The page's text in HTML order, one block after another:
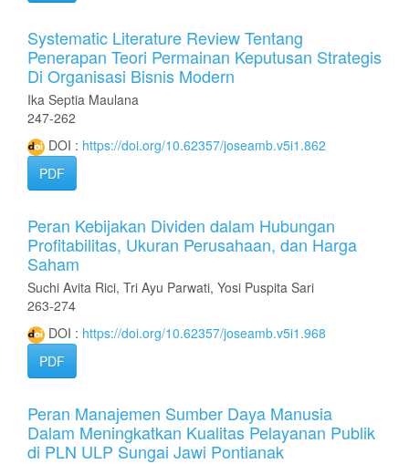
Systematic Literature Review Tentang
Penerapan Teori Permainan Keputusan Strategis
Di Organisasi Bisnis Modern
Ika Septia Maulana
247-262
DOI : https://doi.org/10.62357/joseamb.v5i1.862
PDF
Peran Kebijakan Dividen dalam Hubungan
Profitabilitas, Ukuran Perusahaan, dan Harga
Saham
Suchi Avita Rici, Tri Ayu Parwati, Yosi Puspita Sari
263-274
DOI : https://doi.org/10.62357/joseamb.v5i1.968
PDF
Peran Manajemen Sumber Daya Manusia
Dalam Meningkatkan Kualitas Pelayanan Publik
di PLN ULP Sungai Jawi Pontianak